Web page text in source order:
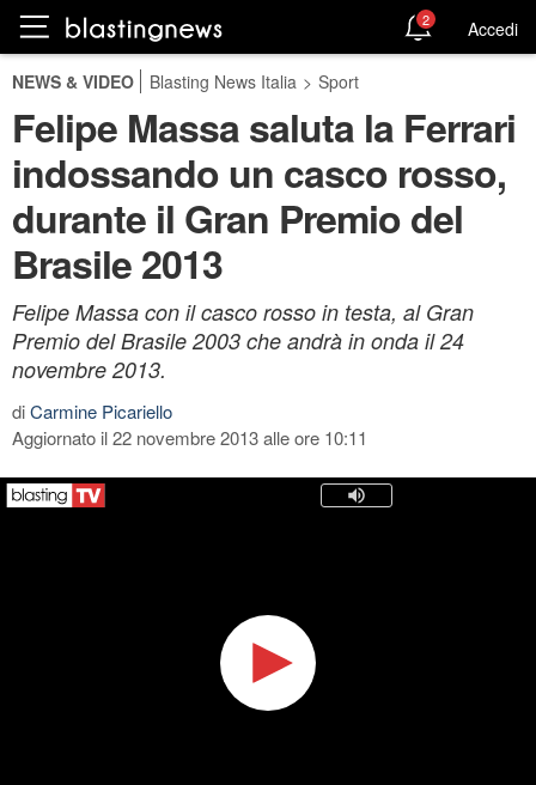
2 Accedi
NEWS & VIDEO Blasting News Italia > Sport
Felipe Massa saluta la Ferrari
indossando un casco rosso,
durante il Gran Premio del
Brasile 2013
Felipe Massa con il casco rosso in testa, al Gran
Premio del Brasile 2003 che andrà in onda il 24
novembre 2013.
diCarmine Picariello
Aggiornato il 22 novembre 2013 alle ore 10:11